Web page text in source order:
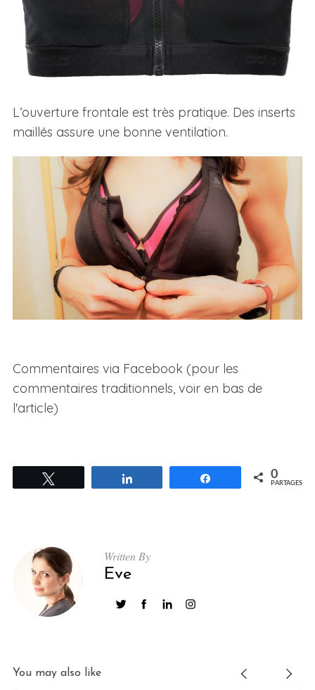
L’ouverture frontale est très pratique. Des inserts
maillés assure une bonne ventilation.
Commentaires via Facebook (pour les
commentaires traditionnels, voir en bas de
l'article)
Partagez 0
PARTAGES
Written By
Eve
You may also like